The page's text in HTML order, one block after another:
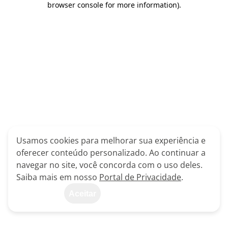
browser console for more information).
Usamos cookies para melhorar sua experiência e
oferecer conteúdo personalizado. Ao continuar a
navegar no site, você concorda com o uso deles.
Saiba mais em nosso Portal de Privacidade.